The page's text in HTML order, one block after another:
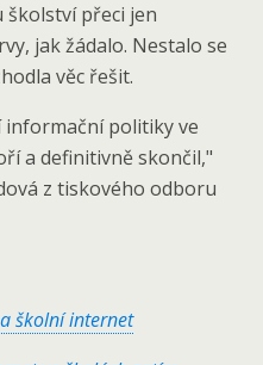
školství přeci jen
jak žádalo. Nestalo se
věc řešit.
informační politiky ve
a definitivně skončil,"
z tiskového odboru
školní internet